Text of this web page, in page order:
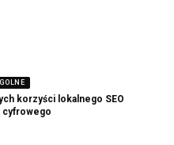
korzyści lokalnego SEO
cyfrowego